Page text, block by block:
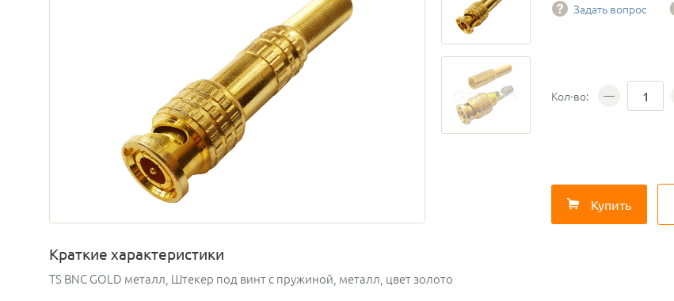
Задать вопрос
Кол-во:
Купить
Краткие характеристики
TS BNC GOLD металл, Штекер под винт с пружиной, металл, цвет золото